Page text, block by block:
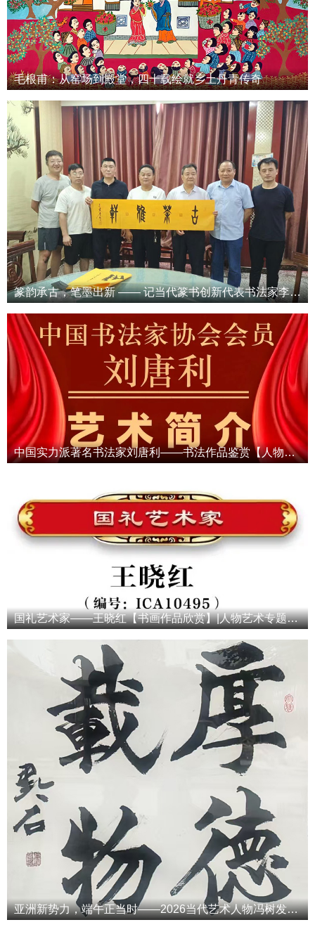
毛根甫：从窑场到殿堂，四十载绘就乡土丹青传奇
篆韵承古，笔墨出新 —— 记当代篆书创新代表书法家李继文
中国实力派著名书法家刘唐利——书法作品鉴赏【人物专题报道】
国礼艺术家——王晓红【书画作品欣赏】|人物艺术专题报道
亚洲新势力，端午正当时——2026当代艺术人物冯树发端午专属特辑